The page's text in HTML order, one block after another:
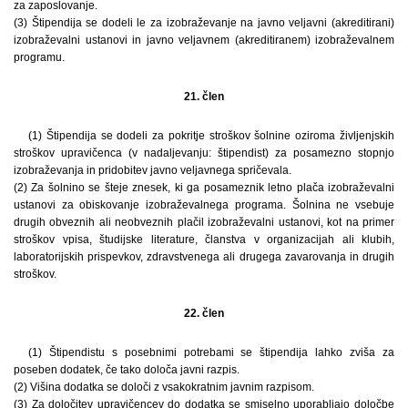
za zaposlovanje.
(3) Štipendija se dodeli le za izobraževanje na javno veljavni (akreditirani)
izobraževalni ustanovi in javno veljavnem (akreditiranem) izobraževalnem
programu.
21. člen
(1) Štipendija se dodeli za pokritje stroškov šolnine oziroma življenjskih
stroškov upravičenca (v nadaljevanju: štipendist) za posamezno stopnjo
izobraževanja in pridobitev javno veljavnega spričevala.
(2) Za šolnino se šteje znesek, ki ga posameznik letno plača izobraževalni
ustanovi za obiskovanje izobraževalnega programa. Šolnina ne vsebuje
drugih obveznih ali neobveznih plačil izobraževalni ustanovi, kot na primer
stroškov vpisa, študijske literature, članstva v organizacijah ali klubih,
laboratorijskih prispevkov, zdravstvenega ali drugega zavarovanja in drugih
stroškov.
22. člen
(1) Štipendistu s posebnimi potrebami se štipendija lahko zviša za
poseben dodatek, če tako določa javni razpis.
(2) Višina dodatka se določi z vsakokratnim javnim razpisom.
(3) Za določitev upravičencev do dodatka se smiselno uporabljajo določbe